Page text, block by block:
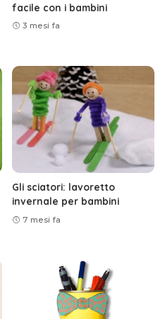
facile con i bambini
3 mesi fa
Gli sciatori: lavoretto
invernale per bambini
7 mesi fa